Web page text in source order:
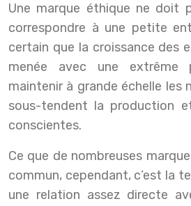
Une marque éthique ne doit
correspondre à une petite
certain que la croissance des
menée avec une extrême
maintenir à grande échelle les
sous-tendent la production
conscientes.
Ce que de nombreuses
commun, cependant, c’est la
une relation assez directe